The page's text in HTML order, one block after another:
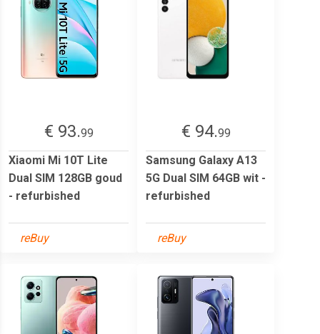
€ 93.99
Xiaomi Mi 10T Lite
Dual SIM 128GB goud
- refurbished
reBuy
€ 94.99
Samsung Galaxy A13
5G Dual SIM 64GB wit -
refurbished
reBuy